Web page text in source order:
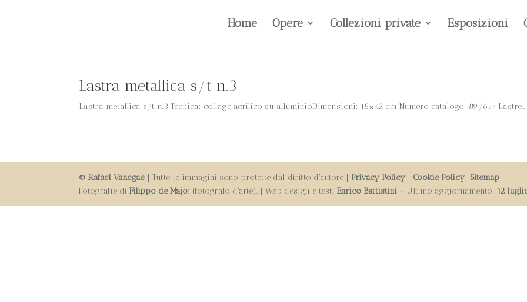
Home Opere Collezioni private Esposizioni
Lastra metallica s/t n.3
Lastra metallica s/t n.3 Tecnica: collage acrilico su alluminioDimensioni: 18×42 cm Numero catalogo: 89/657 Lastre...
© Rafael Vanegas | Tutte le immagini sono protette dal diritto d'autore | Privacy Policy| Cookie Policy| Sitemap
Fotografie diFilippo de Majo: (fotografo d'arte). | Web design e testi Enrico Battistini - Ultimo aggiornamento: 12